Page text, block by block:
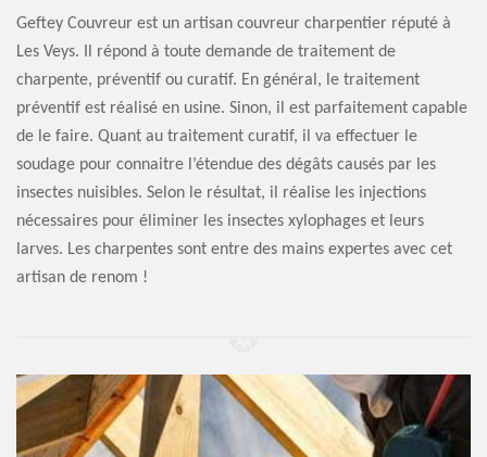
Geftey Couvreur est un artisan couvreur charpentier réputé à
Les Veys. Il répond à toute demande de traitement de
charpente, préventif ou curatif. En général, le traitement
préventif est réalisé en usine. Sinon, il est parfaitement capable
de le faire. Quant au traitement curatif, il va effectuer le
soudage pour connaitre l’étendue des dégâts causés par les
insectes nuisibles. Selon le résultat, il réalise les injections
nécessaires pour éliminer les insectes xylophages et leurs
larves. Les charpentes sont entre des mains expertes avec cet
artisan de renom !